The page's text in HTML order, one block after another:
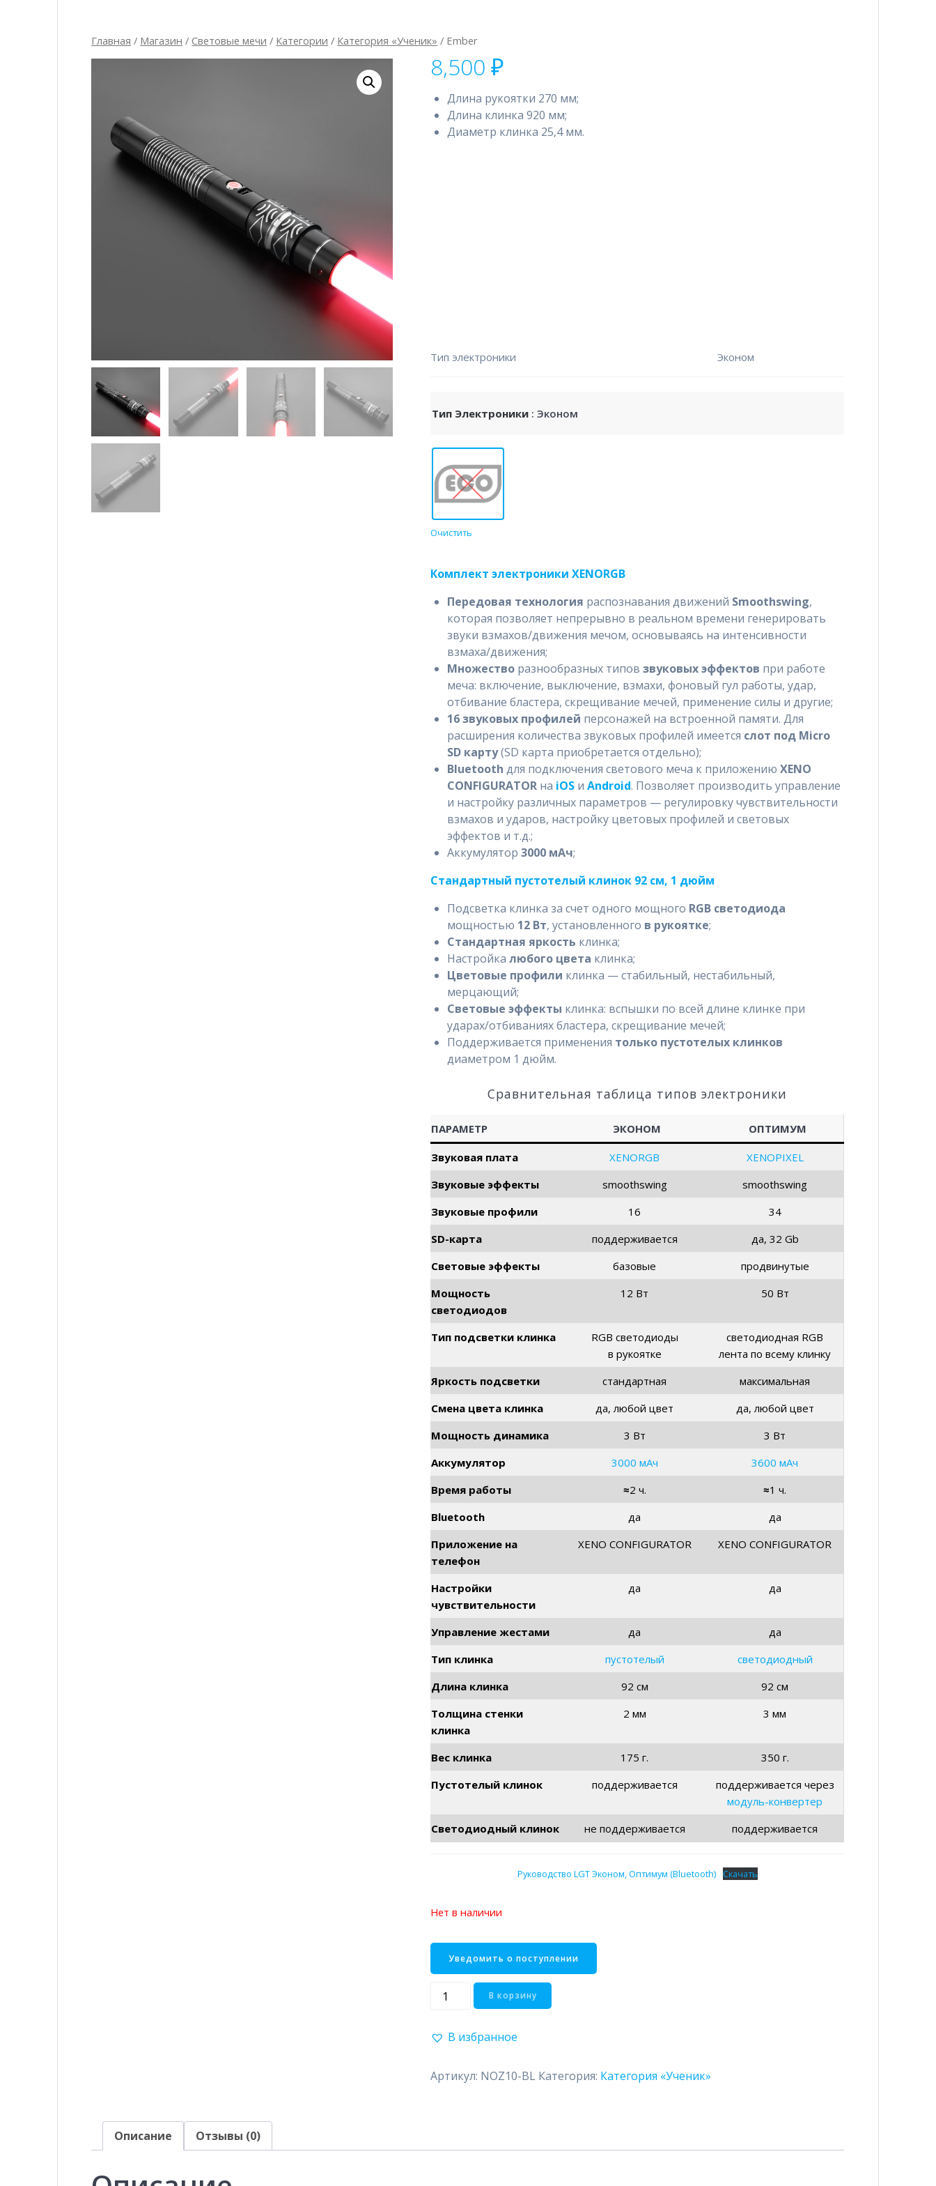
Главная / Магазин / Световые мечи / Категории / Категория «Ученик» / Ember
8,500 ₽
Длина рукоятки 270 мм;
Длина клинка 920 мм;
Диаметр клинка 25,4 мм.
Тип электроники Эконом
Тип Электроники : Эконом
Очистить
Комплект электроники XENORGB
Передовая технология распознавания движений Smoothswing,
которая позволяет непрерывно в реальном времени генерировать
звуки взмахов/движения мечом, основываясь на интенсивности
взмаха/движения;
Множество разнообразных типов звуковых эффектов при работе
меча: включение, выключение, взмахи, фоновый гул работы, удар,
отбивание бластера, скрещивание мечей, применение силы и другие;
16 звуковых профилей персонажей на встроенной памяти. Для
расширения количества звуковых профилей имеется слот под Micro
SD карту(SD карта приобретается отдельно);
Bluetooth для подключения светового меча к приложению XENO
CONFIGURATORна iOSи Android. Позволяет производить управление
и настройку различных параметров — регулировку чувствительности
взмахов и ударов, настройку цветовых профилей и световых
эффектов и т.д.;
Аккумулятор 3000 мАч;
Стандартный пустотелый клинок 92 см, 1 дюйм
Подсветка клинка за счет одного мощного RGB светодиода
мощностью 12 Вт, установленного в рукоятке;
Стандартная яркость клинка;
Настройка любого цвета клинка;
Цветовые профили клинка — стабильный, нестабильный,
мерцающий;
Световые эффекты клинка: вспышки по всей длине клинке при
ударах/отбиваниях бластера, скрещивание мечей;
Поддерживается применения только пустотелых клинков
диаметром 1 дюйм.
Сравнительная таблица типов электроники
ПАРАМЕТР ЭКОНОМ ОПТИМУМ
Звуковая плата XENORGB
XENOPIXEL
Звуковые эффекты
smoothswing
smoothswing
Звуковые профили
16
34
SD-карта
поддерживается
да, 32 Gb
Световые эффекты
базовые
продвинутые
Мощность
светодиодов
12 Вт 50 Вт
Тип подсветки клинка
RGB светодиоды
в рукоятке
светодиодная RGB
лента по всему клинку
Яркость подсветки
стандартная
максимальная
Смена цвета клинка
да, любой цвет
да, любой цвет
Мощность динамика
3 Вт
3 Вт
Аккумулятор
3000 мАч
3600 мАч
Время работы
≈2 ч. ≈1 ч.
Bluetooth
да
да
Приложение на
телефон
XENO CONFIGURATOR XENO CONFIGURATOR
Настройки
чувствительности
да да
Управление жестами да
да
Тип клинка
пустотелый
светодиодный
Длина клинка
92 см
92 см
Толщина стенки
клинка
2 мм 3 мм
Вес клинка 175 г.
350 г.
Пустотелый клинок
поддерживается
поддерживается через
модуль-конвертер
Светодиодный клинок
не поддерживается поддерживается
Руководство LGT Эконом, Оптимум (Bluetooth) Скачать
Нет в наличии
Количество
В корзину
В избранное
Артикул: NOZ10-BL Категория: Категория «Ученик»
Описание Отзывы (0)